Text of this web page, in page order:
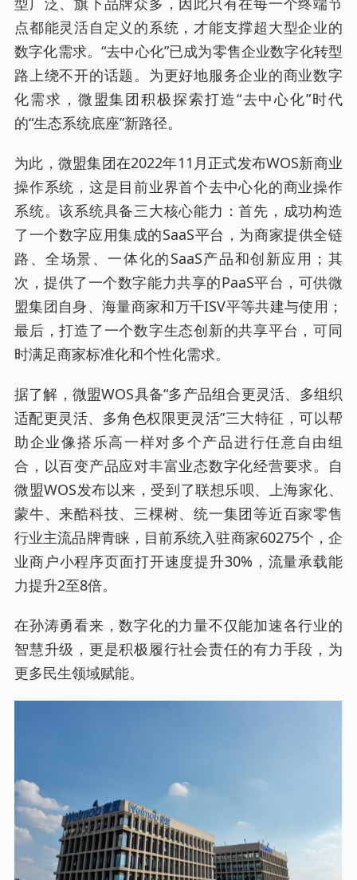
点都能灵活自定义的系统，才能支撑超大型企业的
数字化需求。“去中心化”已成为零售企业数字化转型
路上绕不开的话题。为更好地服务企业的商业数字
化需求，微盟集团积极探索打造“去中心化”时代
的“生态系统底座”新路径。
为此，微盟集团在2022年11月正式发布WOS新商业
操作系统，这是目前业界首个去中心化的商业操作
系统。该系统具备三大核心能力：首先，成功构造
了一个数字应用集成的SaaS平台，为商家提供全链
路、全场景、一体化的SaaS产品和创新应用；其
次，提供了一个数字能力共享的PaaS平台，可供微
盟集团自身、海量商家和万千ISV平等共建与使用；
最后，打造了一个数字生态创新的共享平台，可同
时满足商家标准化和个性化需求。
据了解，微盟WOS具备“多产品组合更灵活、多组织
适配更灵活、多角色权限更灵活”三大特征，可以帮
助企业像搭乐高一样对多个产品进行任意自由组
合，以百变产品应对丰富业态数字化经营要求。自
微盟WOS发布以来，受到了联想乐呗、上海家化、
蒙牛、来酷科技、三棵树、统一集团等近百家零售
行业主流品牌青睐，目前系统入驻商家60275个，企
业商户小程序页面打开速度提升30%，流量承载能
力提升2至8倍。
在孙涛勇看来，数字化的力量不仅能加速各行业的
智慧升级，更是积极履行社会责任的有力手段，为
更多民生领域赋能。